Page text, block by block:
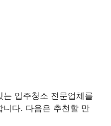
입주청소 전문업체를
니다. 다음은 추천할 만